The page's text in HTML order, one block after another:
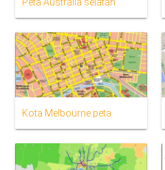
Kota Melbourne peta